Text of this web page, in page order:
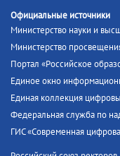
Официальные источники
Министерство науки и
Министерство
Портал «Российское
Единое окно
Единая коллекция
Федеральная служба по
ГИС «Современная